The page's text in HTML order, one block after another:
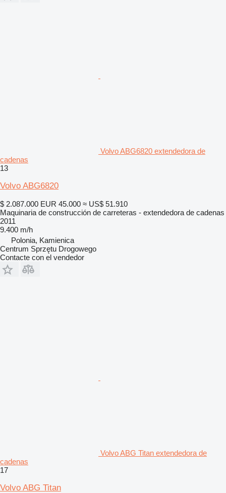
Volvo ABG6820 extendedora de
cadenas
13
Volvo ABG6820
$ 2.087.000 EUR 45.000 ≈ US$ 51.910
Maquinaria de construcción de carreteras - extendedora de cadenas
2011
9.400 m/h
Polonia, Kamienica
Centrum Sprzętu Drogowego
Contacte con el vendedor
Volvo ABG Titan extendedora de
cadenas
17
Volvo ABG Titan